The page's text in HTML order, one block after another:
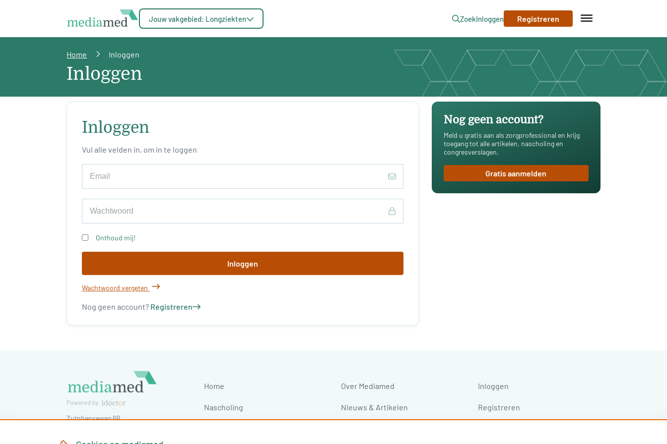
Jouw vakgebied: Longziekten ZoekInloggen Registreren
Home Inloggen
Inloggen
Inloggen
Vul alle velden in, om in te loggen
Onthoud mij!
Inloggen
Wachtwoord vergeten
Nog geen account? Registreren
Nog geen account?
Meld u gratis aan als zorgprofessional en krijg
toegang tot alle artikelen, nascholing en
congresverslagen.
Gratis aanmelden
Zutphenseweg 6B
Tel:030-7603620
Home Over Mediamed
Nascholing Nieuws & Artikelen
Inloggen
Registreren